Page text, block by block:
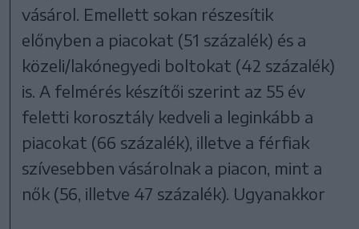
vásárol. Emellett sokan részesítik
előnyben a piacokat (51 százalék) és a
közeli/lakónegyedi boltokat (42 százalék)
is. A felmérés készítői szerint az 55 év
feletti korosztály kedveli a leginkább a
piacokat (66 százalék), illetve a férfiak
szívesebben vásárolnak a piacon, mint a
nők (56, illetve 47 százalék). Ugyanakkor